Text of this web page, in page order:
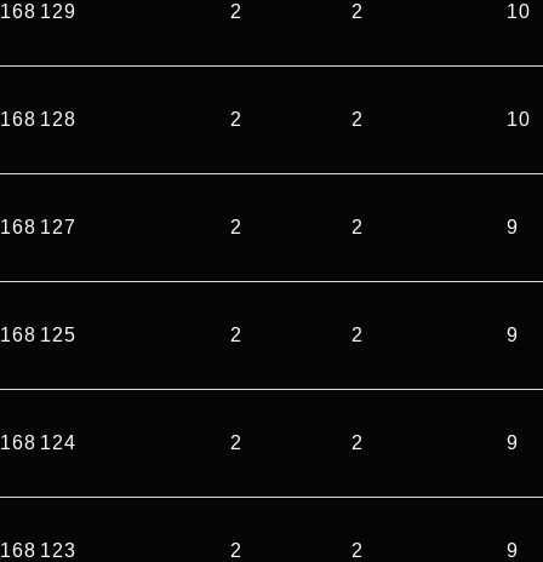
168 129 2 2 10
168 128 2 2 10
168 127 2 2 9
168 125 2 2 9
168 124 2 2 9
168 123 2 2 9